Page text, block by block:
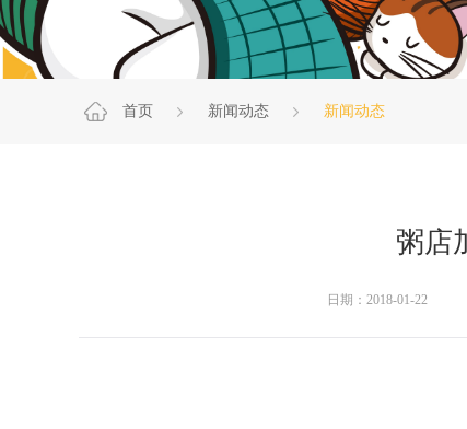
首页 新闻动态 新闻动态
粥店
日期：2018-01-22